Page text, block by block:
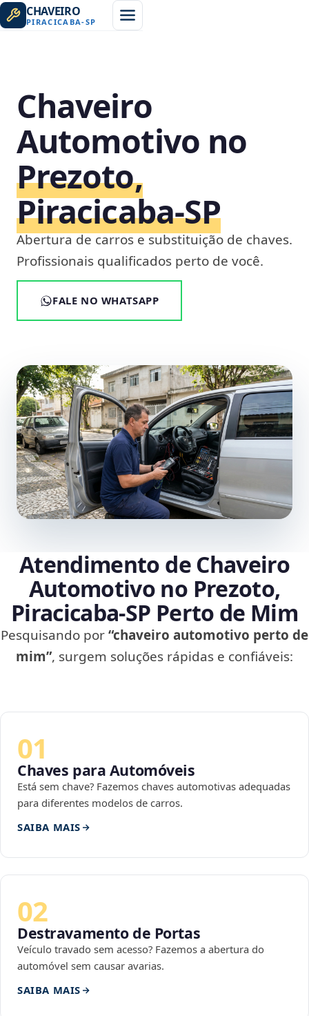
CHAVEIRO
PIRACICABA-SP
Chaveiro
Automotivo no
Prezoto,
Piracicaba‑SP
Abertura de carros e substituição de chaves.
Profissionais qualificados perto de você.
FALE NO WHATSAPP
Atendimento de Chaveiro
Automotivo no Prezoto,
Piracicaba‑SP Perto de Mim
Pesquisando por“chaveiro automotivo perto de
mim”, surgem soluções rápidas e confiáveis:
01
Chaves para Automóveis
Está sem chave? Fazemos chaves automotivas adequadas
para diferentes modelos de carros.
SAIBA MAIS
02
Destravamento de Portas
Veículo travado sem acesso? Fazemos a abertura do
automóvel sem causar avarias.
SAIBA MAIS